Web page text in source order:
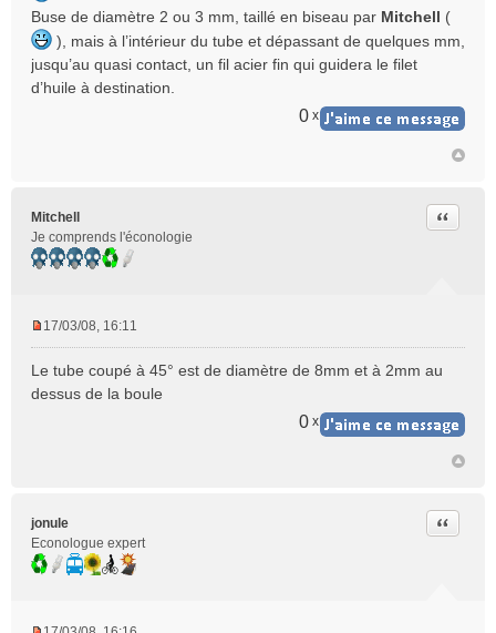
Buse de diamètre 2 ou 3 mm, taillé en biseau par Mitchell (
), mais à l’intérieur du tube et dépassant de quelques mm,
jusqu’au quasi contact, un fil acier fin qui guidera le filet
d’huile à destination.
0 x
Mitchell
Je comprends l'éconologie
Citer
s
s
n
l
u
17/03/08, 16:11
Le tube coupé à 45° est de diamètre de 8mm et à 2mm au
dessus de la boule
0 x
jonule
Econologue expert
Citer